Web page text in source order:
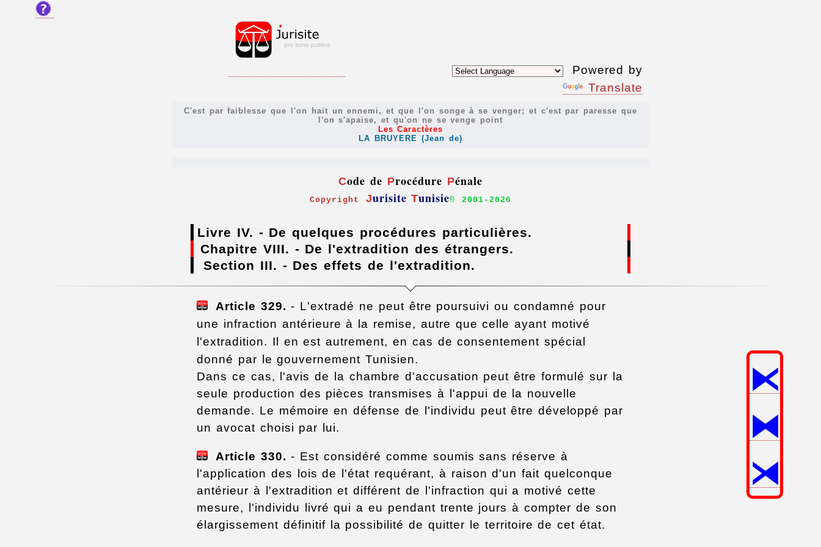
⧔
⧓
⧕
Powered by
Translate
C'est par faiblesse que l'on hait un ennemi, et que l'on songe à se venger; et c'est par paresse que
l'on s'apaise, et qu'on ne se venge point
Les Caractères
LA BRUYERE (Jean de)
Code de Procédure Pénale
Copyright JurisiteTunisie© 2001-2026
Livre IV. - De quelques procédures particulières.
Chapitre VIII. - De l'extradition des étrangers.
Section III. - Des effets de l'extradition.
Article 329. - L'extradé ne peut être poursuivi ou condamné pour
une infraction antérieure à la remise, autre que celle ayant motivé
l'extradition. Il en est autrement, en cas de consentement spécial
donné par le gouvernement Tunisien.
Dans ce cas, l'avis de la chambre d'accusation peut être formulé sur la
seule production des pièces transmises à l'appui de la nouvelle
demande. Le mémoire en défense de l'individu peut être développé par
un avocat choisi par lui.
Article 330. - Est considéré comme soumis sans réserve à
l'application des lois de l'état requérant, à raison d'un fait quelconque
antérieur à l'extradition et différent de l'infraction qui a motivé cette
mesure, l'individu livré qui a eu pendant trente jours à compter de son
élargissement définitif la possibilité de quitter le territoire de cet état.